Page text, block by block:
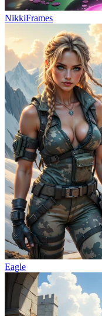
NikkiFrames
Eagle